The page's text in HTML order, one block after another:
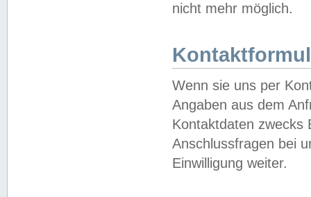
nicht mehr möglich.
Wenn sie uns per
Angaben aus dem
Kontaktdaten zwecks
Anschlussfragen bei
Einwilligung weiter.